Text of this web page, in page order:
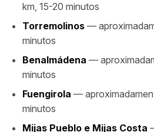
km, 15-20 minutos
Torremolinos —
minutos
Benalmádena —
minutos
Fuengirola —
minutos
Mijas Pueblo e Mijas Costa